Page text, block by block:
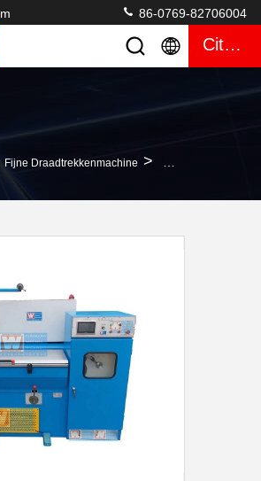
86-0769-82706004
Citaat
Fijne Draadtrekkenmachine > 50/60Hz